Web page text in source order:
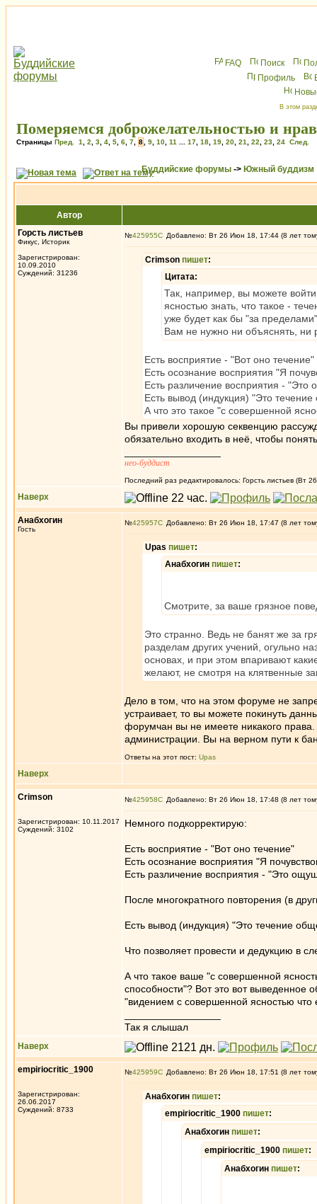
FAQ Поиск
Профиль
В этом
Померяемся доброжелательностью и
Страницы Пред. 1 2 3 4 5 6 7 8 9 10 11 17 18 19 20 21 22 23 24 След.
Буддийские форумы -> Южный буддизм
Автор
Горсть листьев
Фикус, Историк
Зарегистрирован:
10.09.2010
Суждений: 31236
№425955 Добавлено: Вт 26 Июн 18, 17:44 (8 лет
Crimson пишет:
Цитата:
Так, например, вы можете
ясностью знать, что такое -
уже будет как бы "за
Вам не нужно ни объяснять, ни
Есть восприятие - "Вот оно течение"
Есть осознание восприятия "Я
Есть различение восприятия - "Это
Есть вывод (индукция) "Это
А что это такое "с совершенной
Вы привели хорошую секвенцию
обязательно входить в неё, чтобы
нео-буддист
Последний раз редактировалось: Горсть листьев (Вт
Наверх
Анабхогин
Гость
№425957 Добавлено: Вт 26 Июн 18, 17:47 (8 лет
Upas пишет:
Анабхогин пишет:
Смотрите, за ваше грязное
Это странно. Ведь не банят же за
разделам других учений, огульно
основах, и при этом впаривают
желают, не смотря на клятвенные
Дело в том, что на этом форуме не
устраивает, то вы можете покинуть
форумчан вы не имеете никакого
администрации. Вы на верном пути к
Ответы на этот пост: Upas
Наверх
Crimson
Зарегистрирован: 10.11.2017
Суждений: 3102
№425958 Добавлено: Вт 26 Июн 18, 17:48 (8 лет
Немного подкорректирую:
Есть восприятие - "Вот оно течение"
Есть осознание восприятия "Я
Есть различение восприятия - "Это
После многократного повторения (в
Есть вывод (индукция) "Это течение
Что позволяет провести и дедукцию в
А что такое ваше "с совершенной
способности"? Вот это вот выведенное
"видением с совершенной ясностью что
Так я слышал
Наверх
empiriocritic_1900
Зарегистрирован:
26.06.2017
Суждений: 8733
№425959 Добавлено: Вт 26 Июн 18, 17:51 (8 лет
Анабхогин пишет:
empiriocritic_1900 пишет:
Анабхогин пишет:
empiriocritic_1900 пишет:
Анабхогин пишет: